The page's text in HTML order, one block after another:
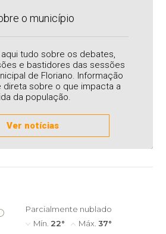
o município
tudo sobre os debates,
e bastidores das sessões
de Floriano. Informação
direta sobre o que impacta a
da população.
Ver notícias
Parcialmente nublado
Mín. 22° Máx. 37°